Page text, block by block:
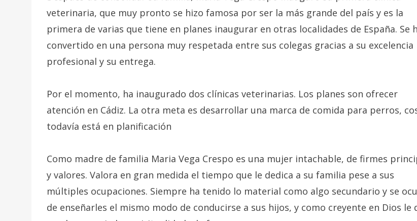
veterinaria, que muy pronto se hizo famosa por ser la más grande del país y es la
primera de varias que tiene en planes inaugurar en otras localidades de España. Se
convertido en una persona muy respetada entre sus colegas gracias a su excelencia
profesional y su entrega.
Por el momento, ha inaugurado dos clínicas veterinarias. Los planes son ofrecer
atención en Cádiz. La otra meta es desarrollar una marca de comida para perros,
todavía está en planificación
Como madre de familia Maria Vega Crespo es una mujer intachable, de firmes
y valores. Valora en gran medida el tiempo que le dedica a su familia pese a sus
múltiples ocupaciones. Siempre ha tenido lo material como algo secundario y se
de enseñarles el mismo modo de conducirse a sus hijos, y como creyente en Dios le